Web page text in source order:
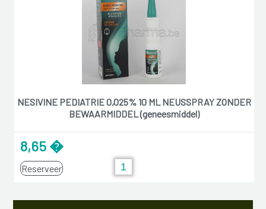
NESIVINE PEDIATRIE 0,025% 10 ML NEUSSPRAY ZONDER
BEWAARMIDDEL (geneesmiddel)
8,65 �
Reserveer